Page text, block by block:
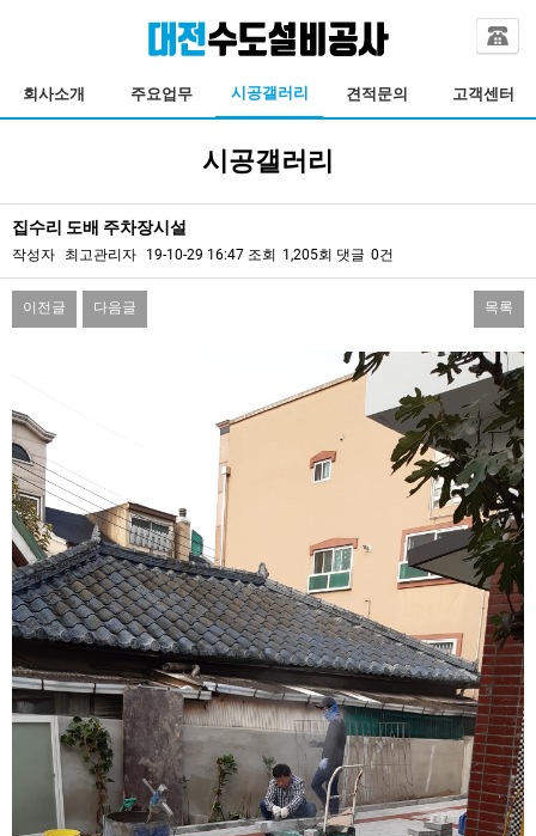
회사소개 주요업무 시공갤러리 견적문의 고객센터
시공갤러리
집수리 도배 주차장시설
작성자 최고관리자 19-10-29 16:47 조회 1,205회 댓글 0건
이전글 다음글 목록